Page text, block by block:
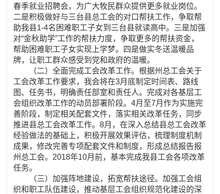
春季就业招聘会，为广大牧民群众提供更多就业岗位。
二是积极做好与三台县总工会的对口帮扶工作，争取帮
助我县1-4名困难职工子女到三台县就读高中。三是加强
对“金秋助学”工作的帮扶力度，争取更多的帮扶资金，
帮助困难职工子女实现上学梦。四是做实冬送温暖品
牌，让职工群众感受到党和政府的温暖。
（二）全面完成工会改革工作。根据州总工会关于
工会改革工作要求，我会将在3月底制定时间表、路线
图、任务书，明确责任部室和责任人。完成对各基层工
会组织改革工作的动员部署阶段。4月至7月作为实施完
善阶段，制定相关配套文件，落实相关改革任务，同步
推进县总工会改革工作。8月，在深入总结县总工会改革
经验做法的基础上，积极开展效果评估，梳理制度机制
成果，修改完善专项配套文件和制度，形成总结报告报
州总工会。2018年10月前，基本完成我县工会各项改革
任务。
（三）加强阵地建设，拓宽帮扶途径。加强工会组
织和职工队伍建设，推动基层工会组织规范化建设的深